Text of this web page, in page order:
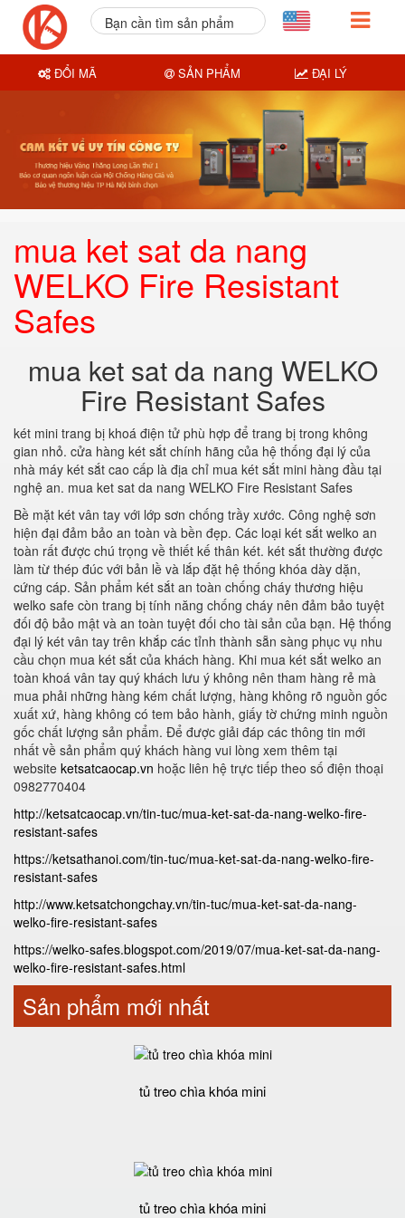
mua ket sat da nang
WELKO Fire Resistant
Safes
mua ket sat da nang WELKO
Fire Resistant Safes
két mini trang bị khoá điện tử phù hợp để trang bị trong không
gian nhỏ. cửa hàng két sắt chính hãng của hệ thống đại lý của
nhà máy két sắt cao cấp là địa chỉ mua két sắt mini hàng đầu tại
nghệ an. mua ket sat da nang WELKO Fire Resistant Safes
Bề mặt két vân tay với lớp sơn chống trầy xước. Công nghệ sơn
hiện đại đảm bảo an toàn và bền đẹp. Các loại két sắt welko an
toàn rất được chú trọng về thiết kế thân két. két sắt thường được
làm từ thép đúc với bản lề và lắp đặt hệ thống khóa dày dặn,
cứng cáp. Sản phẩm két sắt an toàn chống cháy thương hiệu
welko safe còn trang bị tính năng chống cháy nên đảm bảo tuyệt
đối độ bảo mật và an toàn tuyệt đối cho tài sản của bạn. Hệ thống
đại lý két vân tay trên khắp các tỉnh thành sẵn sàng phục vụ nhu
cầu chọn mua két sắt của khách hàng. Khi mua két sắt welko an
toàn khoá vân tay quý khách lưu ý không nên tham hàng rẻ mà
mua phải những hàng kém chất lượng, hàng không rõ nguồn gốc
xuất xứ, hàng không có tem bảo hành, giấy tờ chứng minh nguồn
gốc chất lượng sản phẩm. Để được giải đáp các thông tin mới
nhất về sản phẩm quý khách hàng vui lòng xem thêm tại
website ketsatcaocap.vn hoặc liên hệ trực tiếp theo số điện thoại
0982770404
http://ketsatcaocap.vn/tin-tuc/mua-ket-sat-da-nang-welko-fire-
resistant-safes
https://ketsathanoi.com/tin-tuc/mua-ket-sat-da-nang-welko-fire-
resistant-safes
http://www.ketsatchongchay.vn/tin-tuc/mua-ket-sat-da-nang-
welko-fire-resistant-safes
https://welko-safes.blogspot.com/2019/07/mua-ket-sat-da-nang-
welko-fire-resistant-safes.html
Sản phẩm mới nhất
tủ treo chìa khóa mini
tủ treo chìa khóa mini
Bạn cần tìm sản phẩm
ĐỔI MÃ SẢN PHẨM ĐẠI LÝ